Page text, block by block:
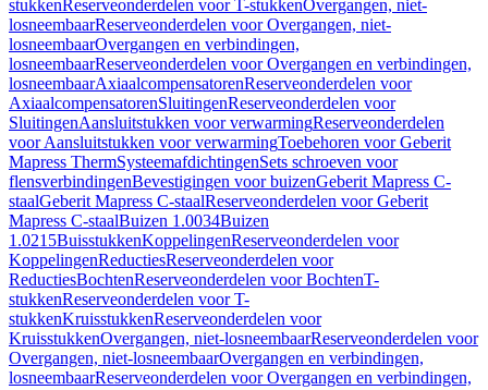
stukkenReserveonderdelen voor T-stukkenOvergangen, niet-
losneembaarReserveonderdelen voor Overgangen, niet-
losneembaarOvergangen en verbindingen,
losneembaarReserveonderdelen voor Overgangen en verbindingen,
losneembaarAxiaalcompensatorenReserveonderdelen voor
AxiaalcompensatorenSluitingenReserveonderdelen voor
SluitingenAansluitstukken voor verwarmingReserveonderdelen
voor Aansluitstukken voor verwarmingToebehoren voor Geberit
Mapress ThermSysteemafdichtingenSets schroeven voor
flensverbindingenBevestigingen voor buizenGeberit Mapress C-
staalGeberit Mapress C-staalReserveonderdelen voor Geberit
Mapress C-staalBuizen 1.0034Buizen
1.0215BuisstukkenKoppelingenReserveonderdelen voor
KoppelingenReductiesReserveonderdelen voor
ReductiesBochtenReserveonderdelen voor BochtenT-
stukkenReserveonderdelen voor T-
stukkenKruisstukkenReserveonderdelen voor
KruisstukkenOvergangen, niet-losneembaarReserveonderdelen voor
Overgangen, niet-losneembaarOvergangen en verbindingen,
losneembaarReserveonderdelen voor Overgangen en verbindingen,